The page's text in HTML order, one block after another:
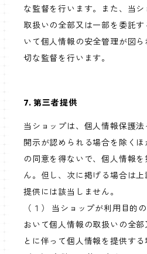
な監督を行います。また、当
取扱いの全部又は一部を委託
いて個人情報の安全管理が図
切な監督を行います。
7. 第三者提供
当ショップは、個人情報保護
開示が認められる場合を除く
の同意を得ないで、個人情報
ん。但し、次に掲げる場合は
提供には該当しません。
（１） 当ショップが利用目的
おいて個人情報の取扱いの全
とに伴って個人情報を提供する